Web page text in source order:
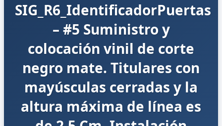
SIG_R6_IdentificadorPuertas
– #5 Suministro y
colocación vinil de corte
negro mate. Titulares con
mayúsculas cerradas y la
altura máxima de línea es